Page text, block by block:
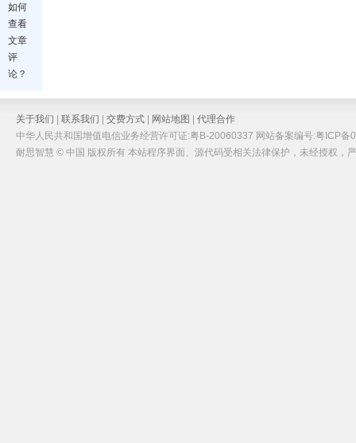
如何
查看
文章
评
论？
关于我们 联系我们 交费方式 网站地图
代理合作
中华人民共和国增值电信业务经营许可证:粤B-20060337 网站备案编号:粤ICP备
耐思智慧 © 中国 版权所有 本站程序界面、源代码受相关法律保护，未经授权，